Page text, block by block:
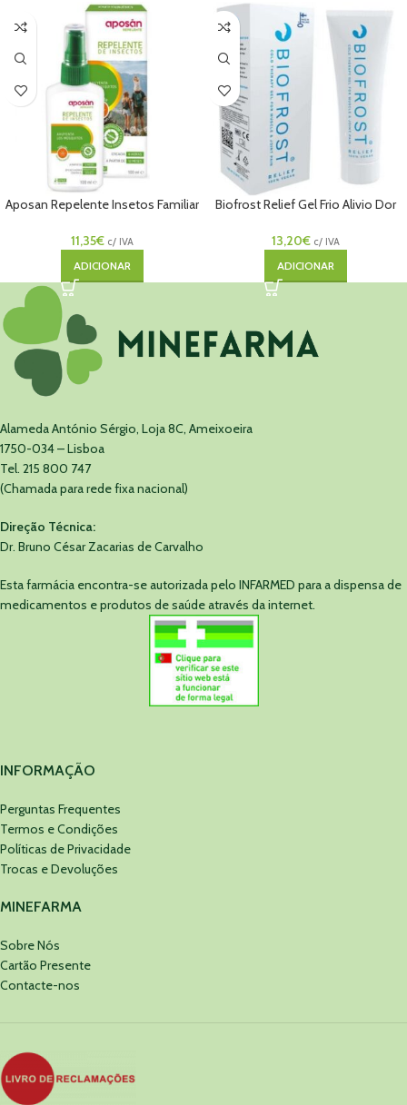
Aposan Repelente Insetos Familiar
11,35€ c/ IVA
ADICIONAR
Biofrost Relief Gel Frio Alivio Dor
13,20€ c/ IVA
ADICIONAR
Alameda António Sérgio, Loja 8C, Ameixoeira
1750-034 – Lisboa
Tel. 215 800 747
(Chamada para rede fixa nacional)
Direção Técnica:
Dr. Bruno César Zacarias de Carvalho
Esta farmácia encontra-se autorizada pelo INFARMED para a dispensa de
medicamentos e produtos de saúde através da internet.
INFORMAÇÃO
Perguntas Frequentes
Termos e Condições
Políticas de Privacidade
Trocas e Devoluções
MINEFARMA
Sobre Nós
Cartão Presente
Contacte-nos